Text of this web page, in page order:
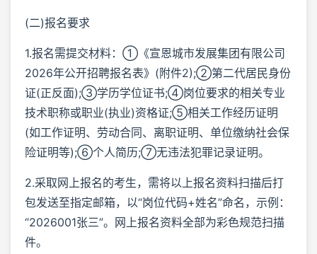
(二)报名要求
1.报名需提交材料：①《宣恩城市发展集团有限公司
2026年公开招聘报名表》(附件2);②第二代居民身份
证(正反面);③学历学位证书;④岗位要求的相关专业
技术职称或职业(执业)资格证;⑤相关工作经历证明
(如工作证明、劳动合同、离职证明、单位缴纳社会保
险证明等);⑥个人简历;⑦无违法犯罪记录证明。
2.采取网上报名的考生，需将以上报名资料扫描后打
包发送至指定邮箱，以“岗位代码+姓名”命名，示例：
“2026001张三”。网上报名资料全部为彩色规范扫描
件。